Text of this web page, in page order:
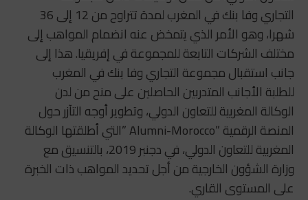
التجاري وفا بنك في المغرب لمدة تتراوح من 12 إلى 36
شهرا، وهو الأمر الذي يتمخض عنه انضمام المواهب إلى
مختلف الشركات التابعة للمجموعة في إفريقيا. هذا إلى
جانب استقبال مجموعة التجاري وفا بنك في المغرب
للطلبة الأجانب المتدربين الحاصلين على منح من لدن
الوكالة المغربية للتعاون الدولي، وتطوير أوجه التآزر حول
المنصة الرقمية ”Alumni-Morocco ”التي أطلقتها الوكالة
المغربية للتعاون الدولي، في دجنبر 2019، بالتنسيق مع
وزارة الشؤون الخارجية من أجل تحديد المواهب ذات الخبرة
على المستوى القاري.